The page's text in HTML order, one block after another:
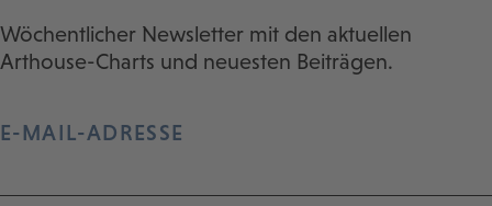
Wöchentlicher Newsletter mit den aktuellen
Arthouse-Charts und neuesten Beiträgen.
E-MAIL-ADRESSE